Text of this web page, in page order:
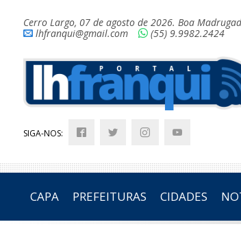
Cerro Largo, 07 de agosto de 2026. Boa
lhfranqui@gmail.com
(55) 9.9982.2424
SIGA-NOS:
CAPA PREFEITURAS CIDADES